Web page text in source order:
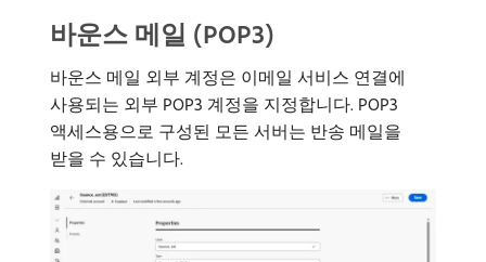
바운스 메일 (POP3)
바운스 메일 외부 계정은 이메일 서비스 연결에
사용되는 외부 POP3 계정을 지정합니다. POP3
액세스용으로 구성된 모든 서버는 반송 메일을
받을 수 있습니다.